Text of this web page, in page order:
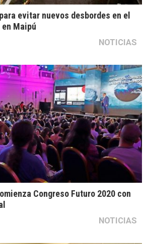
evitar nuevos desbordes en el
Maipú
NOTICIAS
Congreso Futuro 2020 con
NOTICIAS